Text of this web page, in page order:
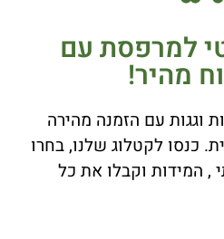
למרפסת עם
מהיר!
וגגות עם הזמנה מהירה
כנסו לקטלוג שלנו, בחרו
, המידות וקבלו את כל